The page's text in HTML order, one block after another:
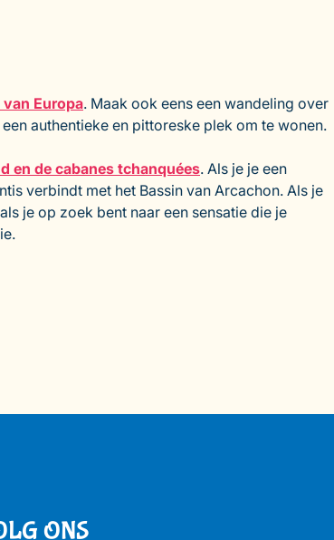
Europa. Maak ook eens een wandeling over
authentieke en pittoreske plek om te wonen.
en de cabanes tchanquées. Als je je een
verbindt met het Bassin van Arcachon. Als je
je op zoek bent naar een sensatie die je
ONS